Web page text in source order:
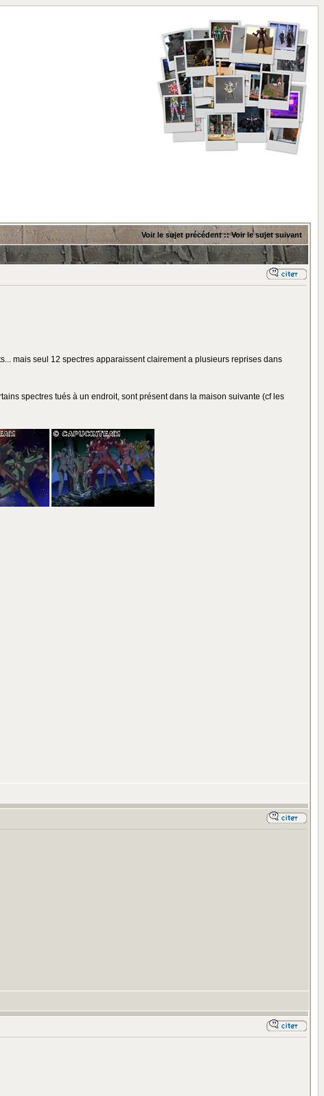
Voir le sujet précédent::Voir le sujet suivant
mais seul 12 spectres apparaissent clairement a plusieurs reprises dans
spectres tués à un endroit, sont présent dans la maison suivante (cf les